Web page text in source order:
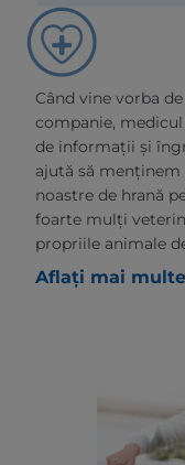
Când vine vorba
companie,
de informații și
ajută să
noastre de hrană
foarte mulți
propriile animale
Aflați mai multe